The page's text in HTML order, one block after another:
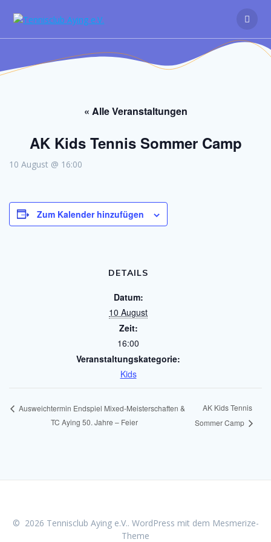
« Alle Veranstaltungen
AK Kids Tennis Sommer Camp
10 August @ 16:00
Zum Kalender hinzufügen
DETAILS
Datum:
10 August
Zeit:
16:00
Veranstaltungskategorie:
Kids
Ausweichtermin Endspiel Mixed-Meisterschaften &
TC Aying 50. Jahre – Feier
AK Kids Tennis
Sommer Camp
© 2026 Tennisclub Aying e.V.. WordPress mit dem Mesmerize-
Theme